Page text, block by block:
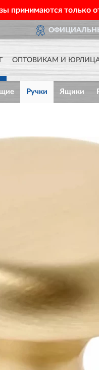
принимаются только
ОПТОВИКАМ И
Ручки Ящики